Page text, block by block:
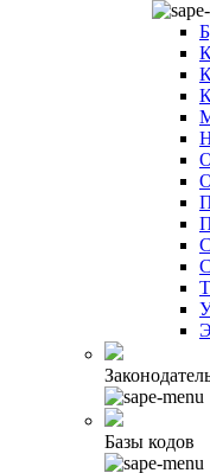
Базы кодов